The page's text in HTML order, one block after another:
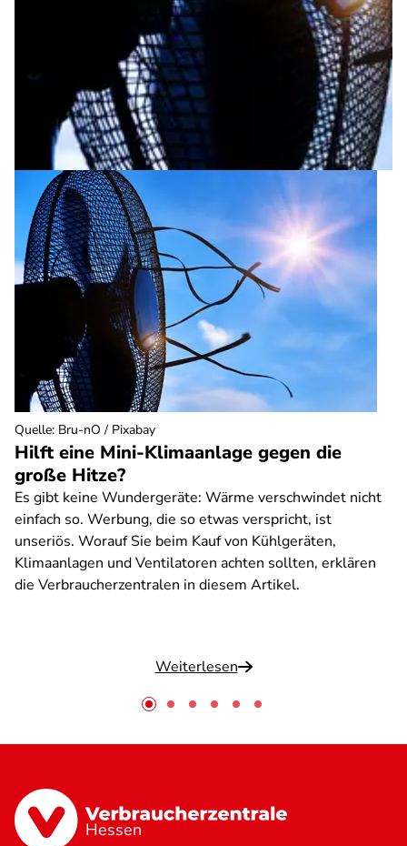
Hilft eine Mini-Klimaanlage gegen die
große Hitze?
Es gibt keine Wundergeräte: Wärme verschwindet nicht
einfach so. Werbung, die so etwas verspricht, ist
unseriös. Worauf Sie beim Kauf von Kühlgeräten,
Klimaanlagen und Ventilatoren achten sollten, erklären
die Verbraucherzentralen in diesem Artikel.
Weiterlesen
Quelle: Bru-nO / Pixabay
Hessen